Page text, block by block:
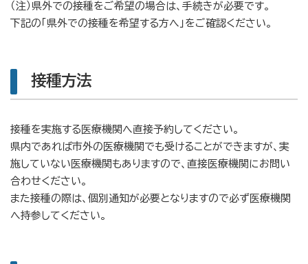
（注）県外での接種をご希望の場合は、手続きが必要です。
下記の「県外での接種を希望する方へ」をご確認ください。
接種方法
接種を実施する医療機関へ直接予約してください。
県内であれば市外の医療機関でも受けることができますが、実
施していない医療機関もありますので、直接医療機関にお問い
合わせください。
また接種の際は、個別通知が必要となりますので必ず医療機関
へ持参してください。